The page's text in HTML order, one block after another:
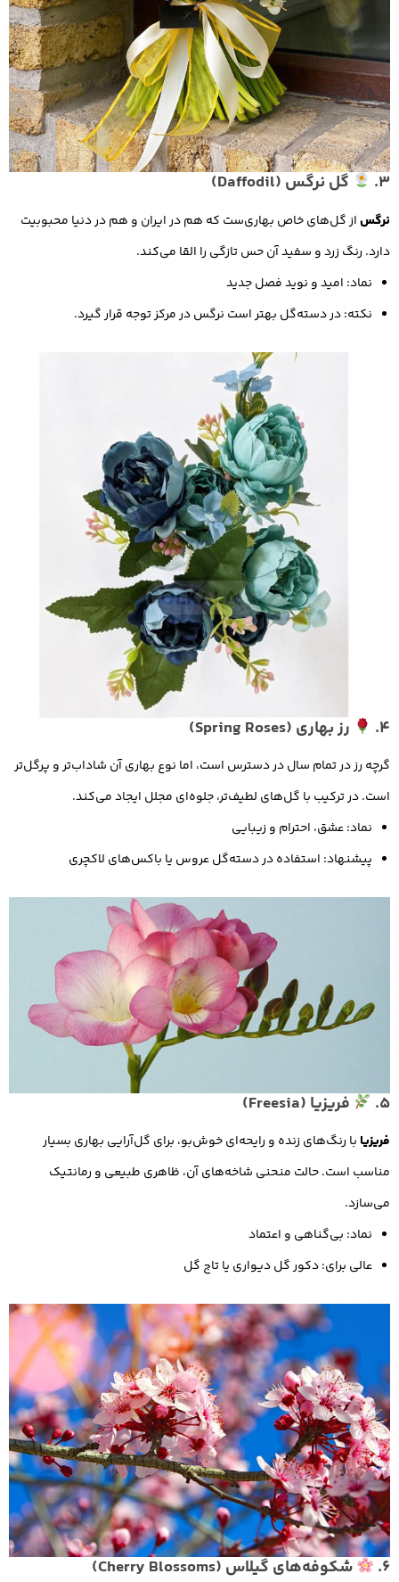
3. گل نرگس (Daffodil)
نرگساز گل‌های خاص بهاری‌ست که هم در ایران و هم در دنیا محبوبیت
دارد. رنگ زرد و سفید آن حس تازگی را القا می‌کند.
نماد: امید و نوید فصل جدید
نکته: در دسته‌گل‌ بهتر است نرگس در مرکز توجه قرار گیرد.
4. رز بهاری (Spring Roses)
گرچه رز در تمام سال در دسترس است، اما نوع بهاری آن شاداب‌تر و پرگل‌تر
است. در ترکیب با گل‌های لطیف‌تر، جلوه‌ای مجلل ایجاد می‌کند.
نماد: عشق، احترام و زیبایی
پیشنهاد: استفاده در دسته‌گل عروس یا باکس‌های لاکچری
5. فریزیا (Freesia)
فریزیا با رنگ‌های زنده و رایحه‌ای خوش‌بو، برای گل‌آرایی بهاری بسیار
مناسب است. حالت منحنی شاخه‌های آن، ظاهری طبیعی و رمانتیک
می‌سازد.
نماد: بی‌گناهی و اعتماد
عالی برای: دکور گل دیواری یا تاج گل
6. شکوفه‌های گیلاس (Cherry Blossoms)